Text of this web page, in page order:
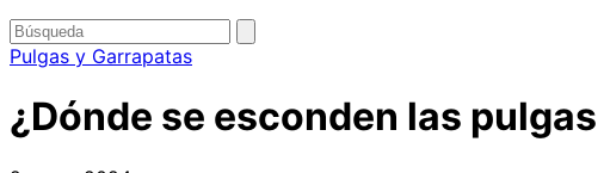
Buscar
por
búsqueda
Pulgas y Garrapatas
¿Dónde se esconden las